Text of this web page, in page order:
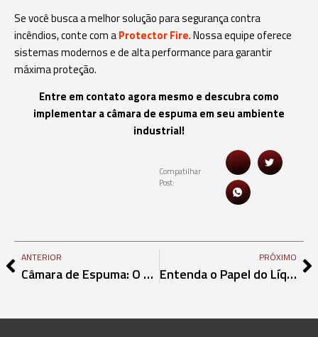
Se você busca a melhor solução para segurança contra
incêndios, conte com aProtector Fire. Nossa equipe oferece
sistemas modernos e de alta performance para garantir
máxima proteção.
Entre em contato agora mesmo e descubra como
implementar a câmara de espuma em seu ambiente
industrial!
Compatilhar
Post:
ANTERIOR
Câmara de Espuma: O Papel Essencial no Combate Eficiente a Incêndios Industriais
PRÓXIMO
Entenda o Papel do Líquido Gerador de Espuma na Indústria e Seus Benefícios